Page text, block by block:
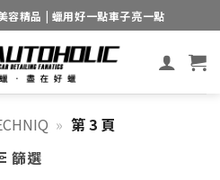
容精品 | 蠟用好一點車子亮一點
» 第 3 頁
篩選